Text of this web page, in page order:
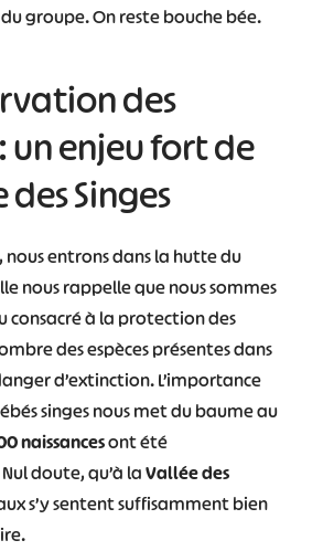
groupe. On reste bouche bée.
des
un enjeu fort de
Singes
nous entrons dans la hutte du
nous rappelle que nous sommes
consacré à la protection des
des espèces présentes dans
d’extinction. L’importance
singes nous met du baume au
naissancesont été
doute, qu’à laVallée des
s’y sentent suffisamment bien